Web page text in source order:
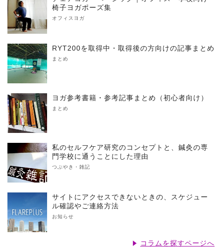
椅子ヨガポーズ集
オフィスヨガ
RYT200を取得中・取得後の方向けの記事まとめ
まとめ
ヨガ参考書籍・参考記事まとめ（初心者向け）
まとめ
私のセルフケア研究のコンセプトと、鍼灸の専
門学校に通うことにした理由
つぶやき・雑記
サイトにアクセスできないときの、スケジュー
ル確認やご連絡方法
お知らせ
コラムを探すページへ